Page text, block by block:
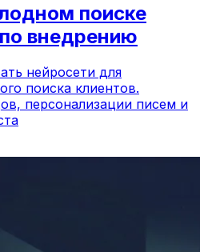
поиске
внедрению
нейросети для
поиска клиентов.
персонализации писем и